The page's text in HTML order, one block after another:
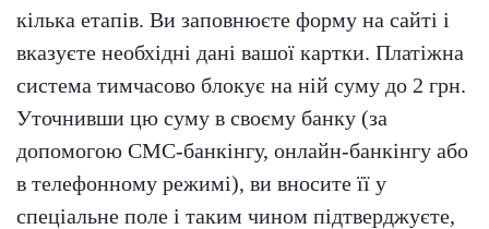
кілька етапів. Ви заповнюєте форму на сайті і
вказуєте необхідні дані вашої картки. Платіжна
система тимчасово блокує на ній суму до 2 грн.
Уточнивши цю суму в своєму банку (за
допомогою СМС-банкінгу, онлайн-банкінгу або
в телефонному режимі), ви вносите її у
спеціальне поле і таким чином підтверджуєте,